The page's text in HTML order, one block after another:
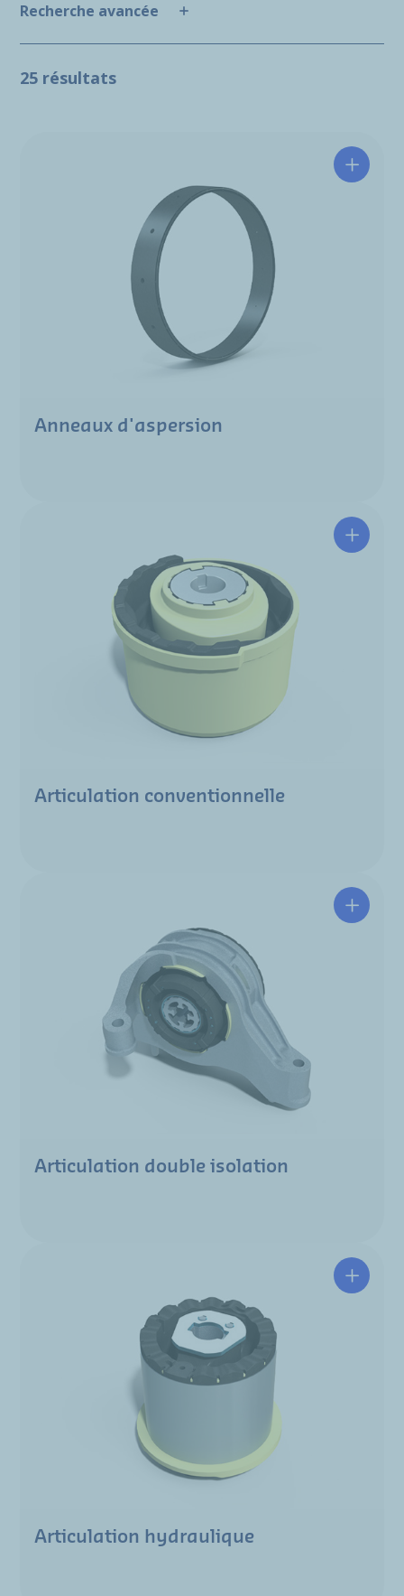
Recherche avancée
25 résultats
Anneaux d'aspersion
Articulation conventionnelle
Articulation double isolation
Articulation hydraulique